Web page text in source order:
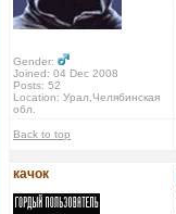
Gender:
Joined: 04 Dec 2008
Posts: 52
Location: Урал,Челябинская
обл.
Back to top
качок